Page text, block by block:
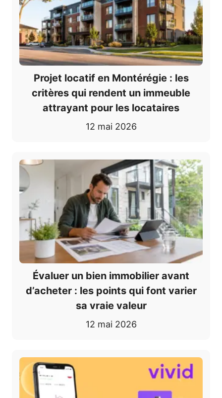
Projet locatif en Montérégie : les
critères qui rendent un immeuble
attrayant pour les locataires
12 mai 2026
Évaluer un bien immobilier avant
d’acheter : les points qui font varier
sa vraie valeur
12 mai 2026